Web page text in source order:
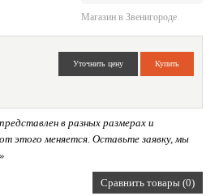
Магазин в Звенигороде
в разных размерах и
этого меняется. Оставьте заявку, мы
Сравнить товары (0)